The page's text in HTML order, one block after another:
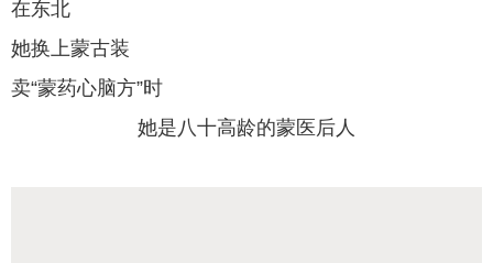
在东北
她换上蒙古装
卖“蒙药心脑方”时
她是八十高龄的蒙医后人